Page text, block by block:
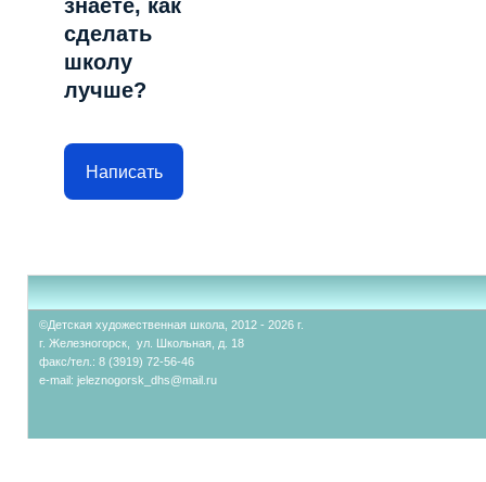
знаете, как
сделать
школу
лучше?
Написать
©Детская художественная школа, 2012 - 2026 г.
г. Железногорск, ул. Школьная, д. 18
факс/тел.: 8 (3919) 72-56-46
e-mail: jeleznogorsk_dhs@mail.ru